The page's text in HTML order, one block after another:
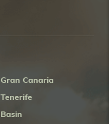
Gran Canaria
Tenerife
Basin